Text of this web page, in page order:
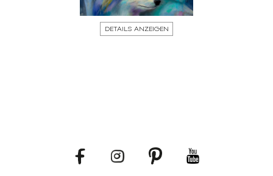
DETAILS ANZEIGEN